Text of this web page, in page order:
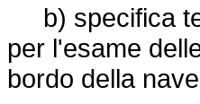
b) specifica
per l'esame
bordo della